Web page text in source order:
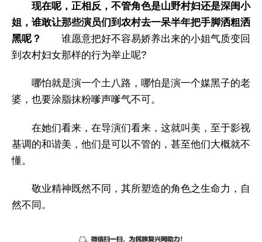
现在呢，正相反，不管角色是山野村妇还是深闺小
姐，谁敢让那些演员们到农村去一呆半年把手脚洒粗洒
黑呢？
谁愿意把好不容易娇养出来的小姐气质变回
到农村妇女那样的行为举止呢?
哪怕就是演一个土八路，哪怕是演一个媒黑子的老
婆，也要涂脂抹粉嗲声嗲气不可。
在她们看来，在导演们看来，这就叫美，至于影视
基调的和谐美，他们是可以不管的，甚至他们大概就不
懂。
敬业精神既然不同，其所塑造的角色之生命力，自
然不同。